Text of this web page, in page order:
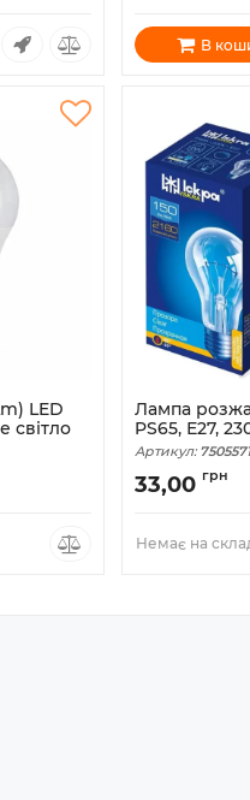
В
LED
світло
Лампа
PS65, Е27,
Артикул: 7505571
33,00 грн
Немає на